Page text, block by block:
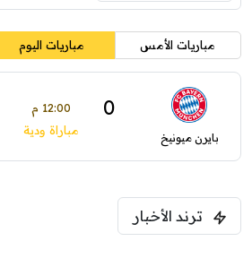
مباريات الأمس مباريات اليوم
بايرن ميونيخ
0 12:00 م
مباراة ودية
ترند الأخبار